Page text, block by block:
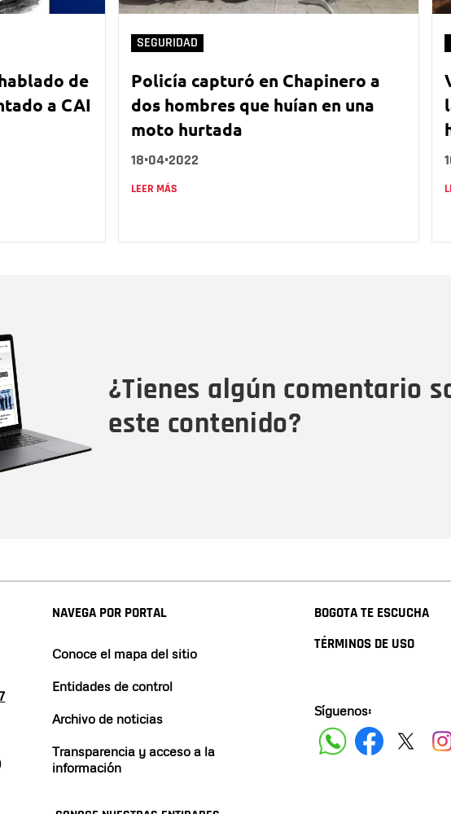
de
a CAI
SEGURIDAD
Policía capturó en Chapinero a
dos hombres que huían en una
moto hurtada
18•04•2022
LEER MÁS
¿Tienes algún comentario
este contenido?
NAVEGA POR PORTAL
Conoce el mapa del sitio
Entidades de control
Archivo de noticias
Transparencia y acceso a la
información
BOGOTA TE ESCUCHA
TÉRMINOS DE USO
Síguenos: